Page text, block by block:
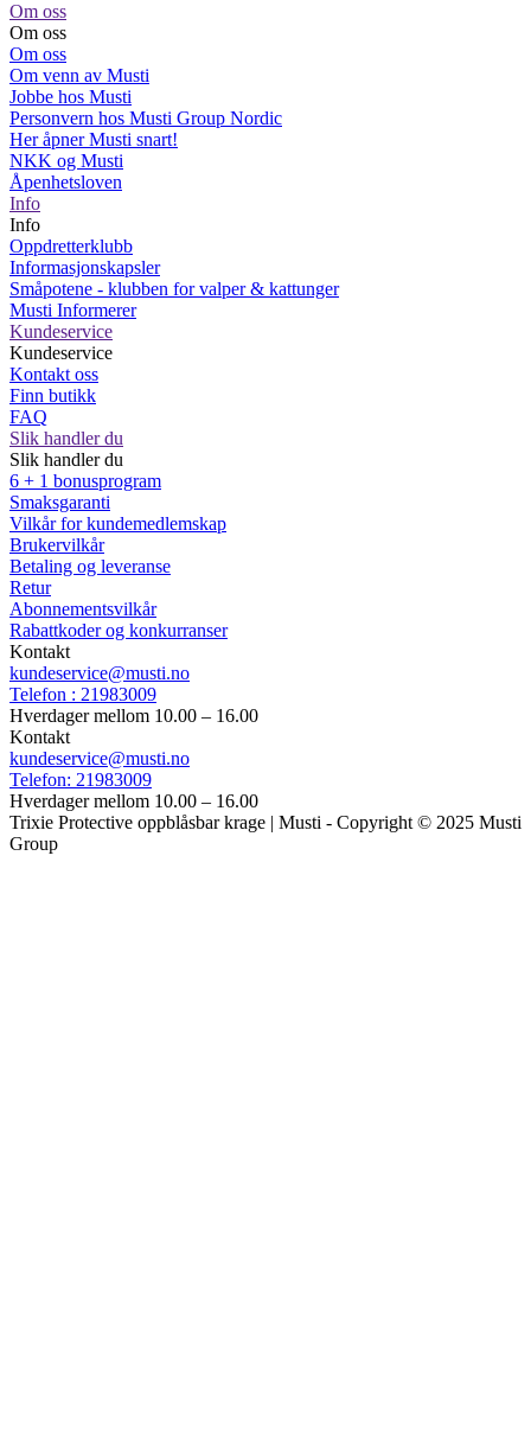
Om oss
Om oss
Om oss
Om venn av Musti
Jobbe hos Musti
Personvern hos Musti Group Nordic
Her åpner Musti snart!
NKK og Musti
Åpenhetsloven
Info
Info
Oppdretterklubb
Informasjonskapsler
Småpotene - klubben for valper & kattunger
Musti Informerer
Kundeservice
Kundeservice
Kontakt oss
Finn butikk
FAQ
Slik handler du
Slik handler du
6 + 1 bonusprogram
Smaksgaranti
Vilkår for kundemedlemskap
Brukervilkår
Betaling og leveranse
Retur
Abonnementsvilkår
Rabattkoder og konkurranser
Kontakt
kundeservice@musti.no
Telefon : 21983009
Hverdager mellom 10.00 – 16.00
Kontakt
kundeservice@musti.no
Telefon: 21983009
Hverdager mellom 10.00 – 16.00
Trixie Protective oppblåsbar krage | Musti - Copyright © 2025 Musti
Group